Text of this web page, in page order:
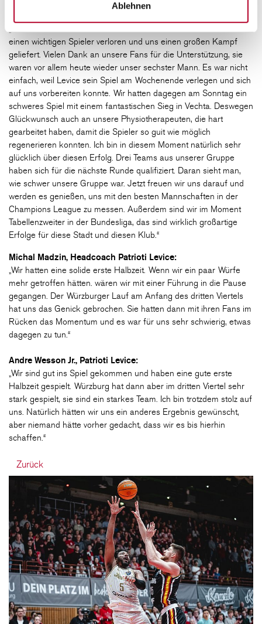
Ablehnen
„Erst einmal Glückwunsch an Levice. Sie haben vor der Serie
einen wichtigen Spieler verloren und uns einen großen Kampf
geliefert. Vielen Dank an unsere Fans für die Unterstützung, sie
waren vor allem heute wieder unser sechster Mann. Es war nicht
einfach, weil Levice sein Spiel am Wochenende verlegen und sich
auf uns vorbereiten konnte. Wir hatten dagegen am Sonntag ein
schweres Spiel mit einem fantastischen Sieg in Vechta. Deswegen
Glückwunsch auch an unsere Physiotherapeuten, die hart
gearbeitet haben, damit die Spieler so guit wie möglich
regenerieren konnten. Ich bin in diesem Moment natürlich sehr
glücklich über diesen Erfolg. Drei Teams aus unserer Gruppe
haben sich für die nächste Runde qualifiziert. Daran sieht man,
wie schwer unsere Gruppe war. Jetzt freuen wir uns darauf und
werden es genießen, uns mit den besten Mannschaften in der
Champions League zu messen. Außerdem sind wir im Moment
Tabellenzweiter in der Bundesliga, das sind wirklich großartige
Erfolge für diese Stadt und diesen Klub.“
Michal Madzin, Headcoach Patrioti Levice:
„Wir hatten eine solide erste Halbzeit. Wenn wir ein paar Würfe
mehr getroffen hätten. wären wir mit einer Führung in die Pause
gegangen. Der Würzburger Lauf am Anfang des dritten Viertels
hat uns das Genick gebrochen. Sie hatten dann mit ihren Fans im
Rücken das Momentum und es war für uns sehr schwierig, etwas
dagegen zu tun.“
Andre Wesson Jr., Patrioti Levice:
„Wir sind gut ins Spiel gekommen und haben eine gute erste
Halbzeit gespielt. Würzburg hat dann aber im dritten Viertel sehr
stark gespielt, sie sind ein starkes Team. Ich bin trotzdem stolz auf
uns. Natürlich hätten wir uns ein anderes Ergebnis gewünscht,
aber niemand hätte vorher gedacht, dass wir es bis hierhin
schaffen.“
Zurück